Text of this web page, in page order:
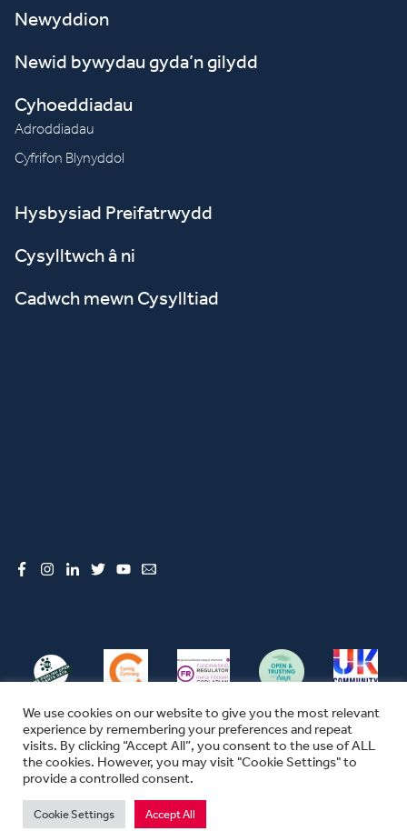
Newyddion
Newid bywydau gyda’n gilydd
Cyhoeddiadau
Adroddiadau
Cyfrifon Blynyddol
Hysbysiad Preifatrwydd
Cysylltwch â ni
Cadwch mewn Cysylltiad
© CFW 2026 ALL RIGHTS RESERVED
FOUNDATION IN WALES
MAE SEFYDLIAD CYMUNEDOL CYMRU YN ELUSEN GOFRESTREDIG YN
We use cookies on our website to give you the most relevant
experience by remembering your preferences and repeat
visits. By clicking “Accept All”, you consent to the use of ALL
the cookies. However, you may visit "Cookie Settings" to
provide a controlled consent.
Cookie Settings Accept All